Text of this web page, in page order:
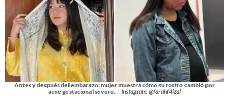
Antes y después del embarazo: mujer muestra cómo su rostro cambió por
acné gestacional severo. - Instagram: @farahf4izal